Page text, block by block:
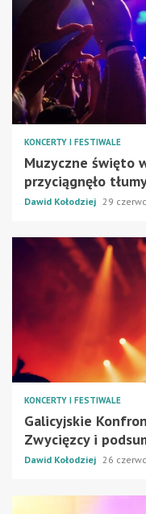
KONCERTY I FESTIWALE
Muzyczne święto
przyciągnęło
Dawid Kołodziej 29
KONCERTY I FESTIWALE
Galicyjskie
Zwycięzcy i
Dawid Kołodziej 26